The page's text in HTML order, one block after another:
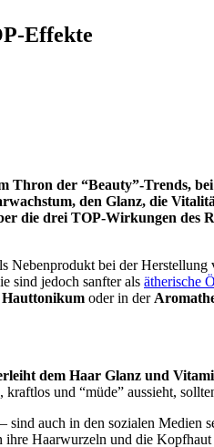
Effekte
Thron der “Beauty”-Trends,
den Glanz, die
die drei TOP-Wirkungen
Nebenprodukt bei der
sind jedoch sanfter als ätherische
Hauttonikum oder in der
dem Haar Glanz und
und “müde” aussieht,
– sind auch in den sozialen Medien
ihre Haarwurzeln und die Kopfhaut